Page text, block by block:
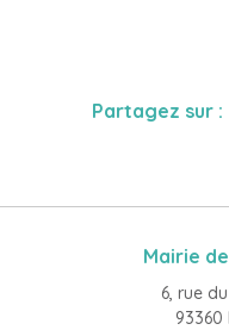
Partagez sur :
Mairie
6, rue
93360